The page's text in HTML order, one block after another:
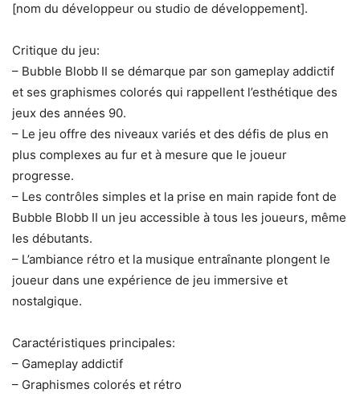
[nom du développeur ou studio de développement].
Critique du jeu:
– Bubble Blobb II se démarque par son gameplay addictif
et ses graphismes colorés qui rappellent l’esthétique des
jeux des années 90.
– Le jeu offre des niveaux variés et des défis de plus en
plus complexes au fur et à mesure que le joueur
progresse.
– Les contrôles simples et la prise en main rapide font de
Bubble Blobb II un jeu accessible à tous les joueurs, même
les débutants.
– L’ambiance rétro et la musique entraînante plongent le
joueur dans une expérience de jeu immersive et
nostalgique.
Caractéristiques principales:
– Gameplay addictif
– Graphismes colorés et rétro